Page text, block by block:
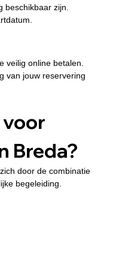
beschikbaar zijn.
veilig online betalen.
van jouw reservering
voor
Breda?
door de combinatie
begeleiding.